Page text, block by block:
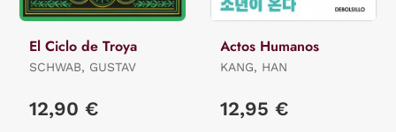
El Ciclo de Troya
SCHWAB, GUSTAV
12,90 €
Actos Humanos
KANG, HAN
12,95 €